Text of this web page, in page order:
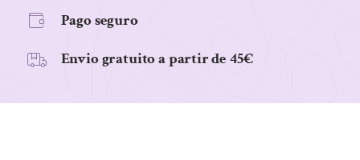
Pago seguro
Envio gratuito a partir de 45€